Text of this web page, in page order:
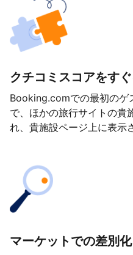
クチコミスコアをす
Booking.comでの最初のゲ
で、ほかの旅行サイトの貴
れ、貴施設ページ上に表示
マーケットでの差別化